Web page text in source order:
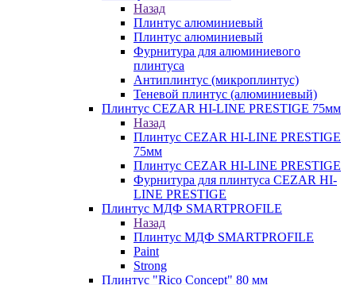
Назад
Плинтус алюминиевый
Плинтус алюминиевый
Фурнитура для алюминиевого
плинтуса
Антиплинтус (микроплинтус)
Теневой плинтус (алюминиевый)
Плинтус CEZAR HI-LINE PRESTIGE 75мм
Назад
Плинтус CEZAR HI-LINE PRESTIGE
75мм
Плинтус CEZAR HI-LINE PRESTIGE
Фурнитура для плинтуса CEZAR HI-
LINE PRESTIGE
Плинтус МДФ SMARTPROFILE
Назад
Плинтус МДФ SMARTPROFILE
Paint
Strong
Плинтус "Rico Concept" 80 мм